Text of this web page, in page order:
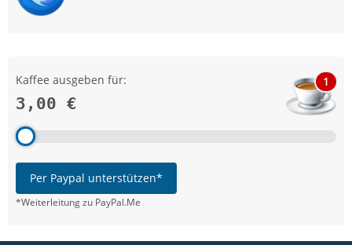
Kaffee ausgeben für:
3,00 €
1
Per Paypal unterstützen*
*Weiterleitung zu PayPal.Me